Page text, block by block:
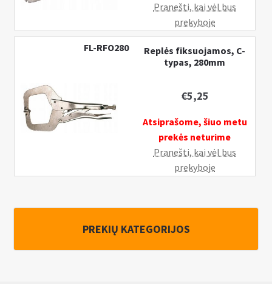
Pranešti, kai vėl bus
prekyboje
FL-RFO280
Replės fiksuojamos, C-
typas, 280mm
€5,25
Atsiprašome, šiuo metu
prekės neturime
Pranešti, kai vėl bus
prekyboje
PREKIŲ KATEGORIJOS